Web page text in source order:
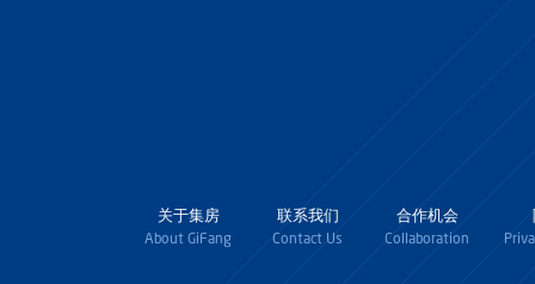
关于集房
About GiFang
联系我们
Contact Us
合作机会
Collaboration